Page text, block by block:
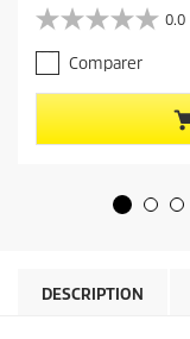
i
x
a
c
t
u
e
d
0.0
0
.
0
s
u
r
e
Comparer
DESCRIPTION